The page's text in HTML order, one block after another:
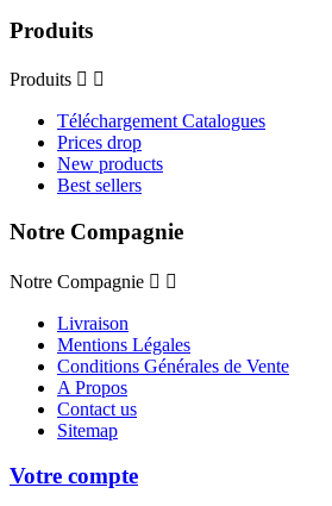
Produits
Produits  
Téléchargement Catalogues
Prices drop
New products
Best sellers
Notre Compagnie
Notre Compagnie  
Livraison
Mentions Légales
Conditions Générales de Vente
A Propos
Contact us
Sitemap
Votre compte